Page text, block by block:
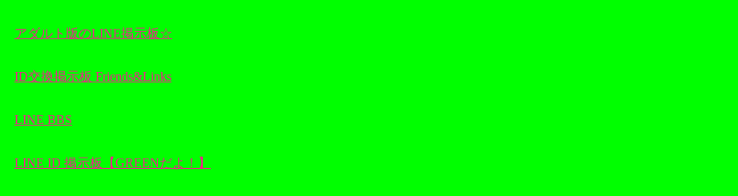
アダルト版のLINE掲示板☆
ID交換掲示板 Friends&Links
LINE BBS
LINE ID 掲示板【GREENだよ！】